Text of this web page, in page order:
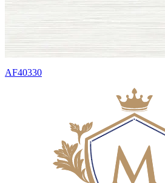
AF40330